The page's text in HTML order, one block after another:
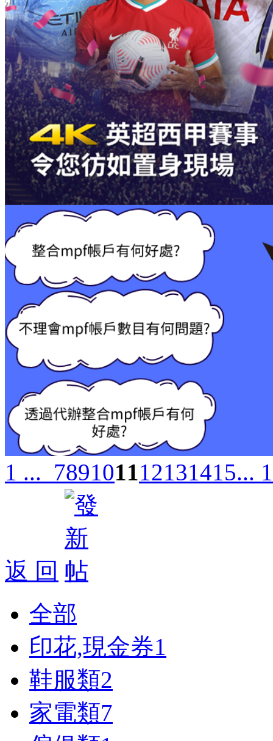
1 ... 789101112131415...
返 回
全部
印花,現金券1
鞋服類2
家電類7